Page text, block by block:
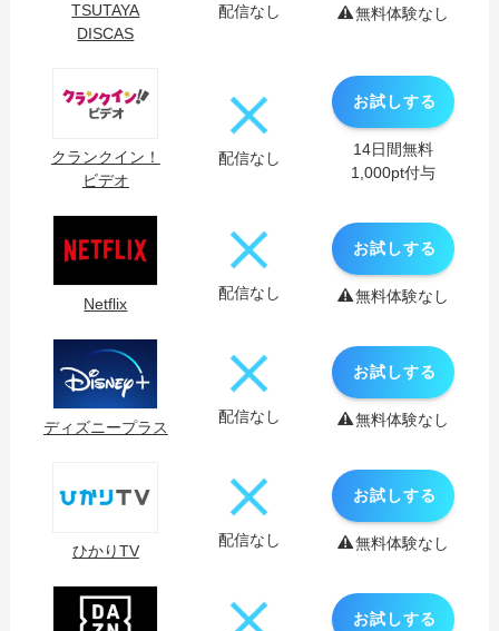
TSUTAYA
DISCAS
配信なし 無料体験なし
クランクイン！
ビデオ
配信なし
お試しする
14日間無料
1,000pt付与
Netflix
配信なし
お試しする
無料体験なし
ディズニープラス
配信なし
お試しする
無料体験なし
ひかりTV
配信なし
お試しする
無料体験なし
お試しする